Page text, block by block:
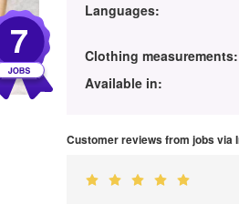
7
Languages:
Clothing measurements:
Available in:
Customer reviews from jobs via